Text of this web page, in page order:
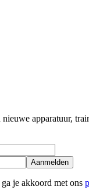
apparatuur,
Aanmelden
je akkoord met ons